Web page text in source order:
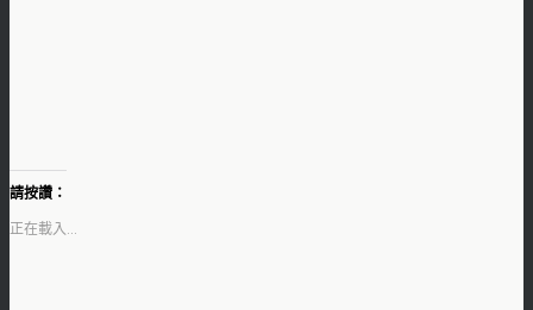
請按讚：
正在載入...